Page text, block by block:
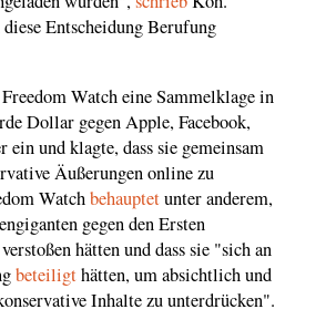
Entscheidung Berufung
Watch eine Sammelklage in
Dollar gegen Apple, Facebook,
und klagte, dass sie gemeinsam
Äußerungen online zu
Watchbehauptetunter anderem,
gegen den Ersten
hätten und dass sie "sich an
beteiligthätten, um absichtlich und
Inhalte zu unterdrücken".